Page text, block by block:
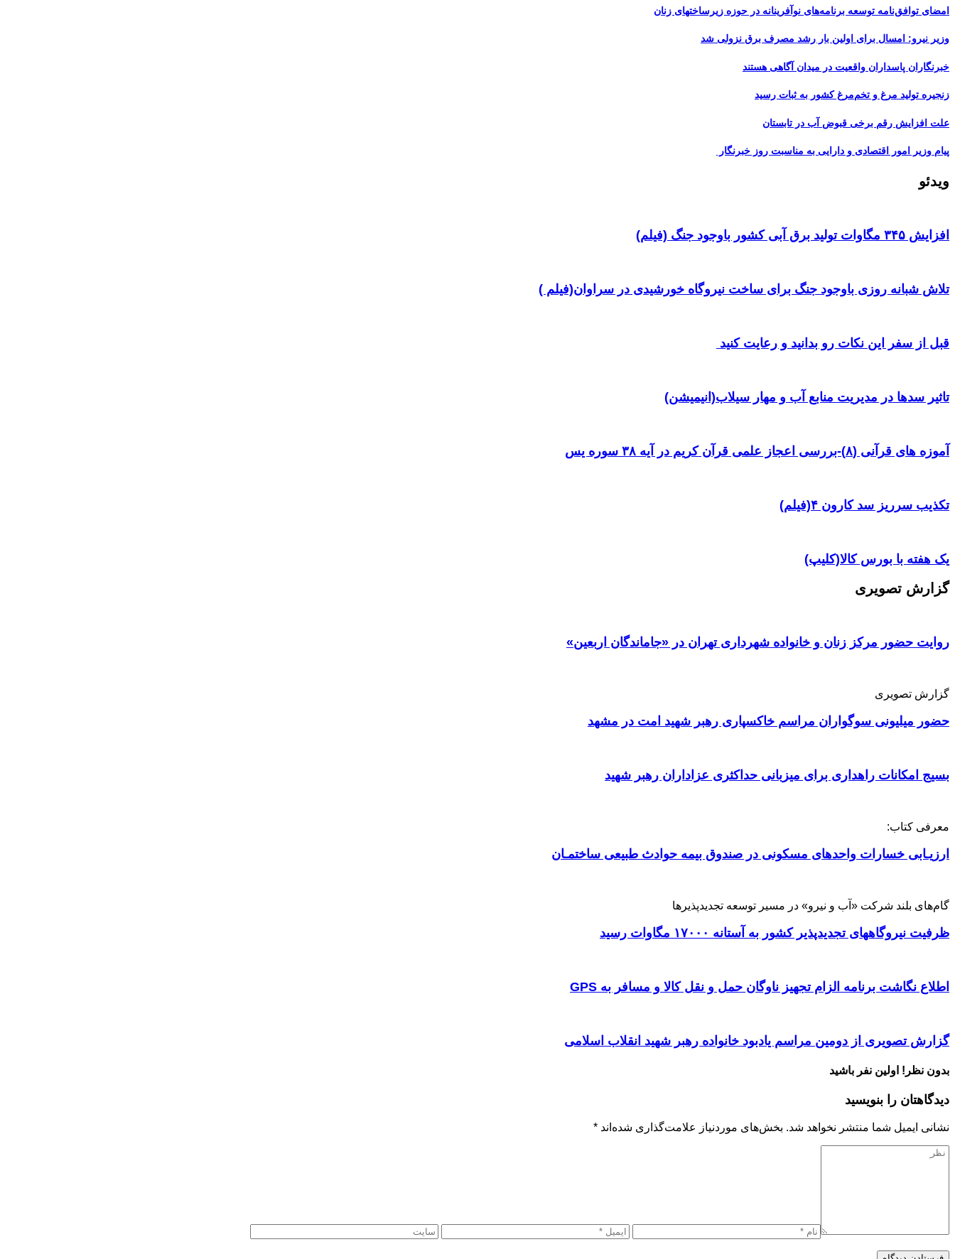
امضای توافق‌نامه توسعه برنامه‌های نوآفرینانه در حوزه زیرساخت‏های زنان
وزیر نیرو: امسال برای اولین بار رشد مصرف برق نزولی شد
خبرنگاران پاسداران واقعیت در میدان آگاهی هستند
زنجیره تولید مرغ و تخم‌مرغ کشور به ثبات رسید
علت افزایش رقم برخی قبوض آب در تابستان
پیام وزیر امور اقتصادی و دارایی به مناسبت روز خبرنگار
ویدئو
افزایش ۳۴۵ مگاوات تولید برق آبی کشور باوجود جنگ (فیلم)
تلاش شبانه روزی باوجود جنگ برای ساخت نیروگاه خورشیدی در سراوان(فیلم )
قبل از سفر این نکات رو بدانید و رعایت کنید ‌
تاثیر سدها در مدیریت منابع آب و مهار سیلاب(انیمیشن)
آموزه های قرآنی (۸)-بررسی اعجاز علمی قرآن کریم در آیه ۳۸ سوره یس
تکذیب سرریز سد کارون ۴(فیلم)
یک هفته با بورس کالا(کلیپ)
گزارش تصویری
روایت حضور مرکز زنان و خانواده شهرداری تهران در «جاماندگان اربعین»
گزارش تصویری
حضور میلیونی سوگواران مراسم خاکسپاری رهبر شهید امت در مشهد
بسیج امکانات راهداری برای میزبانی حداکثری عزاداران رهبر شهید
معرفی کتاب:
ارزیـابی خسارات واحدهای مسکونی در صندوق بیمه حوادث طبیعی ساختمـان
گام‌های بلند شرکت «آب و نیرو» در مسیر توسعه تجدیدپذیرها
ظرفیت نیروگاههای تجدیدپذیر کشور به آستانه ۱۷۰۰۰ مگاوات رسید
اطلاع نگاشت برنامه الزام تجهیز ناوگان حمل و نقل کالا و مسافر به GPS
گزارش تصویری از دومین مراسم یادبود خانواده رهبر شهید انقلاب اسلامی
بدون نظر! اولین نفر باشید
دیدگاهتان را بنویسید
نشانی ایمیل شما منتشر نخواهد شد. بخش‌های موردنیاز علامت‌گذاری شده‌اند *